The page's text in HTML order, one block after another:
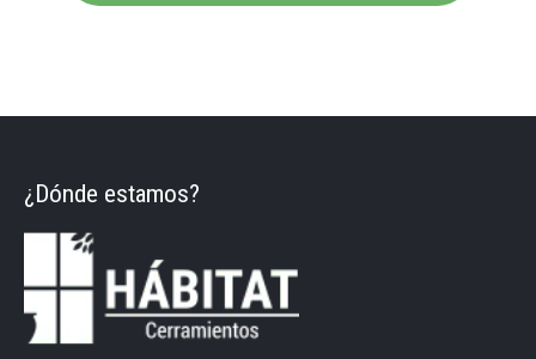
¿Dónde estamos?